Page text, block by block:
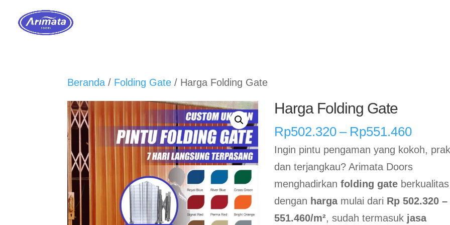
Beranda / Folding Gate / Harga Folding Gate
Harga Folding Gate
Rp502.320 – Rp551.460
harga:
hingga
Ingin pintu pengaman yang kokoh,
dan terjangkau? Arimata Doors
menghadirkanfolding gate berkualitas
dengan hargamulai dari Rp 502.320 –
551.460/m², sudah termasuk jasa